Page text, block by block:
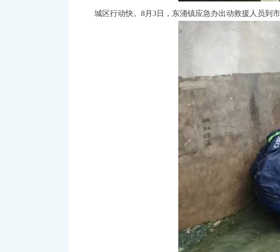
城区行动快。8月3日，东涌镇应急办出动救援人员到市